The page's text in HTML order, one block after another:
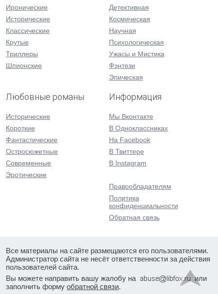
Иронические
Исторические
Классические
Крутые
Триллеры
Шпионские
Детективная
Космическая
Научная
Психологическая
Ужасы и Мистика
Фэнтези
Эпическая
Любовные романы
Исторические
Короткие
Фантастические
Остросюжетные
Современные
Эротические
Информация
Мы Вконтакте
В Одноклассниках
На Facebook
В Твиттере
В Instagram
Правообладателям
Политика
конфиденциальности
Обратная связь
Все материалы на сайте размещаются его пользователями.
Администратор сайта не несёт ответственности за действия
пользователей сайта.
Вы можете направить вашу жалобу на
или
заполнить форму обратной связи.